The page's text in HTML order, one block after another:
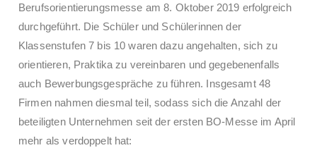
Berufsorientierungsmesse am 8. Oktober 2019 erfolgreich
durchgeführt. Die Schüler und Schülerinnen der
Klassenstufen 7 bis 10 waren dazu angehalten, sich zu
orientieren, Praktika zu vereinbaren und gegebenenfalls
auch Bewerbungsgespräche zu führen. Insgesamt 48
Firmen nahmen diesmal teil, sodass sich die Anzahl der
beteiligten Unternehmen seit der ersten BO-Messe im April
mehr als verdoppelt hat: